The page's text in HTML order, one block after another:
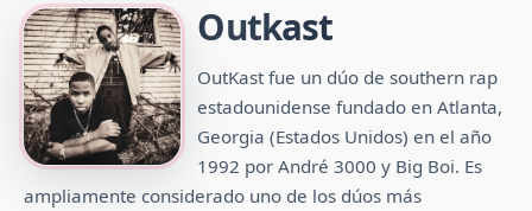
Outkast
OutKast fue un dúo de southern rap
estadounidense fundado en Atlanta,
Georgia (Estados Unidos) en el año
1992 por André 3000 y Big Boi.​ Es
ampliamente considerado uno de los dúos más